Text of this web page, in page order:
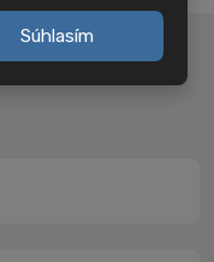
Súhlasím